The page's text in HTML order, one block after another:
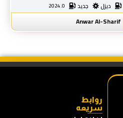
ديزل
جديد 2024.0
Anwar Al-Sharif
روابط
سريعه